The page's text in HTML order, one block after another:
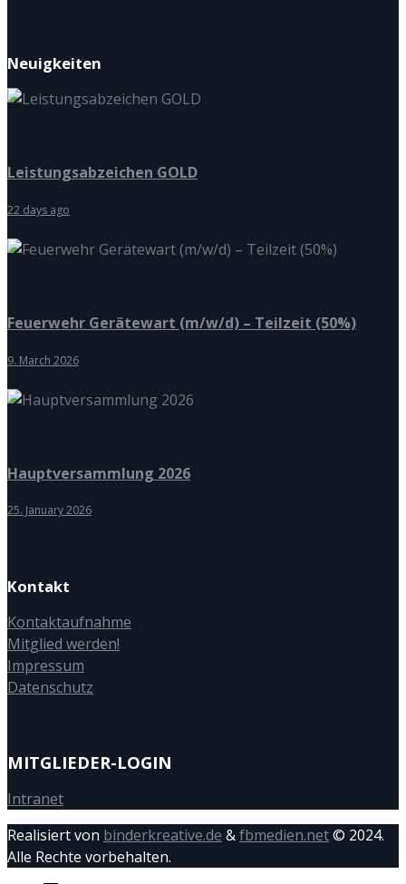
Neuigkeiten
Leistungsabzeichen GOLD
22 days ago
Feuerwehr Gerätewart (m/w/d) – Teilzeit (50%)
9. March 2026
Hauptversammlung 2026
25. January 2026
Kontakt
Kontaktaufnahme
Mitglied werden!
Impressum
Datenschutz
MITGLIEDER-LOGIN
Intranet
Realisiert von binderkreative.de &fbmedien.net© 2024.
Alle Rechte vorbehalten.